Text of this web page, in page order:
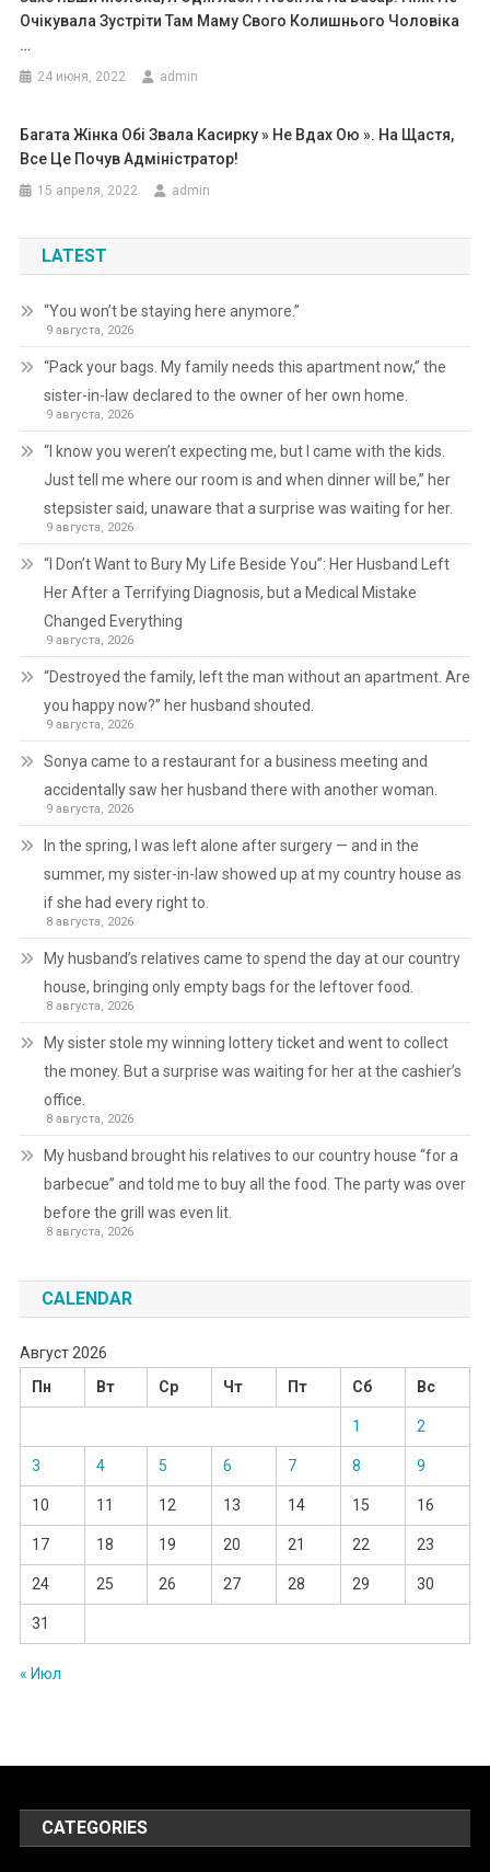
Очікувала Зустріти Там Маму Свого Колишнього Чоловіка
…
24 июня, 2022 admin
Багата Жінка Обі Звала Касирку » Не Вдах Ою ». На Щастя,
Все Це Почув Адміністратор!
15 апреля, 2022 admin
LATEST
“You won’t be staying here anymore.”
9 августа, 2026
“Pack your bags. My family needs this apartment now,” the
sister-in-law declared to the owner of her own home.
9 августа, 2026
“I know you weren’t expecting me, but I came with the kids.
Just tell me where our room is and when dinner will be,” her
stepsister said, unaware that a surprise was waiting for her.
9 августа, 2026
“I Don’t Want to Bury My Life Beside You”: Her Husband Left
Her After a Terrifying Diagnosis, but a Medical Mistake
Changed Everything
9 августа, 2026
“Destroyed the family, left the man without an apartment. Are
you happy now?” her husband shouted.
9 августа, 2026
Sonya came to a restaurant for a business meeting and
accidentally saw her husband there with another woman.
9 августа, 2026
In the spring, I was left alone after surgery — and in the
summer, my sister-in-law showed up at my country house as
if she had every right to.
8 августа, 2026
My husband’s relatives came to spend the day at our country
house, bringing only empty bags for the leftover food.
8 августа, 2026
My sister stole my winning lottery ticket and went to collect
the money. But a surprise was waiting for her at the cashier’s
office.
8 августа, 2026
My husband brought his relatives to our country house “for a
barbecue” and told me to buy all the food. The party was over
before the grill was even lit.
8 августа, 2026
CALENDAR
Август 2026
Пн
Вт Ср Чт Пт Сб Вс
1 2
3 4 5 6 7 8 9
10 11 12 13 14 15 16
17 18 19 20 21 22 23
24 25 26 27 28 29 30
31
« Июл
CATEGORIES